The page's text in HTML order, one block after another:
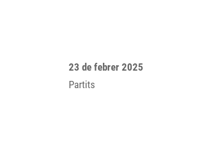
23 de febrer 2025
Partits